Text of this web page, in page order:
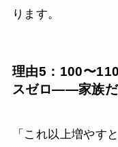
ります。
理由5：100〜
スゼロ——家族だ
「これ以上増やす